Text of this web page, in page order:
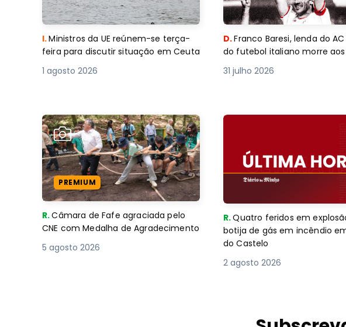
I.Ministros da UE reúnem-se terça-
feira para discutir situação em Ceuta
1 agosto 2026
D.Franco Baresi, lenda do
do futebol italiano morre
31 julho 2026
PREMIUM
R.Câmara de Fafe agraciada pelo
CNE com Medalha de Agradecimento
5 agosto 2026
R.Quatro feridos em
botija de gás em incêndio
do Castelo
2 agosto 2026